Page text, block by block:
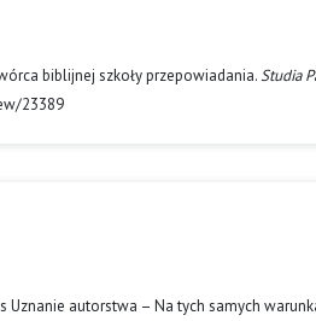
biblijnej szkoły przepowiadania.Studia
23389
Uznanie autorstwa – Na tych samych